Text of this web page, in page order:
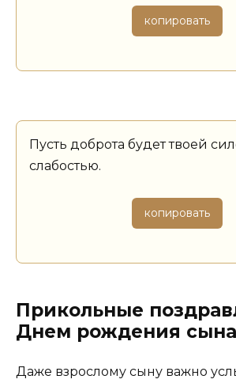
копировать
Пусть доброта будет твоей
слабостью.
копировать
Прикольные
Днем рождения сына
Даже взрослому сыну важно